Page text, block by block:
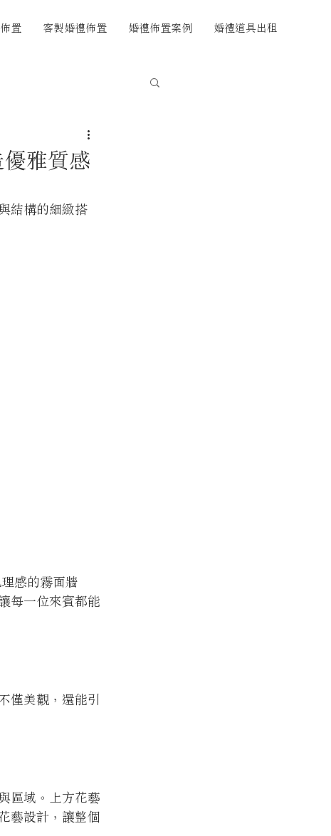
置 客製婚禮佈置 婚禮佈置案例 婚禮道具出租
雅質感
結構的細緻搭
感的霧面牆
每一位來賓都能
僅美觀，還能引
區域。上方花藝
藝設計，讓整個